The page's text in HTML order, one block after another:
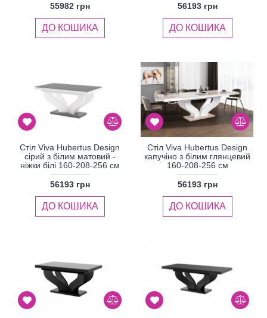
55982 грн
ДО КОШИКА
56193 грн
ДО КОШИКА
Стіл Viva Hubertus Design
сірий з білим матовий -
ніжки білі 160-208-256 см
56193 грн
ДО КОШИКА
Стіл Viva Hubertus Design
капучіно з білим глянцевий
160-208-256 см
56193 грн
ДО КОШИКА